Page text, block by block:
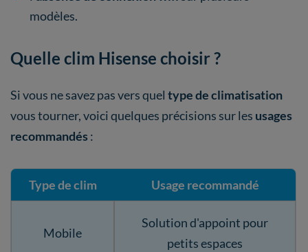
modèles.
Quelle clim Hisense choisir ?
Si vous ne savez pas vers quel type de climatisation
vous tourner, voici quelques précisions sur les usages
recommandés :
Type de clim Usage recommandé
Mobile
Solution d'appoint pour
petits espaces